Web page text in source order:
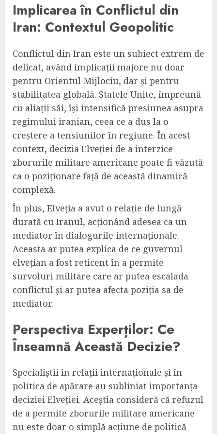
Implicarea în Conflictul din
Iran: Contextul Geopolitic
Conflictul din Iran este un subiect extrem de
delicat, având implicații majore nu doar
pentru Orientul Mijlociu, dar și pentru
stabilitatea globală. Statele Unite, împreună
cu aliații săi, își intensifică presiunea asupra
regimului iranian, ceea ce a dus la o
creștere a tensiunilor în regiune. În acest
context, decizia Elveției de a interzice
zborurile militare americane poate fi văzută
ca o poziționare față de această dinamică
complexă.
În plus, Elveția a avut o relație de lungă
durată cu Iranul, acționând adesea ca un
mediator în dialogurile internaționale.
Aceasta ar putea explica de ce guvernul
elvețian a fost reticent în a permite
survoluri militare care ar putea escalada
conflictul și ar putea afecta poziția sa de
mediator.
Perspectiva Experților: Ce
Înseamnă Această Decizie?
Specialiștii în relații internaționale și în
politica de apărare au subliniat importanța
deciziei Elveției. Aceștia consideră că refuzul
de a permite zborurile militare americane
nu este doar o simplă acțiune de politică